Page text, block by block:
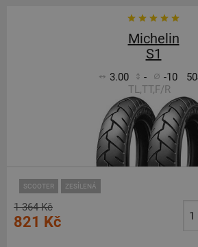
Michelin
S1
3.00 - -10
TL,TT,F/R
SCOOTER ZESÍLENÁ
1 364 Kč
821 Kč